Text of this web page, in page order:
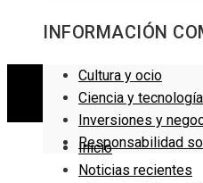
INFORMACIÓN
Cultura y ocio
Ciencia y tecnología
Inversiones y
Responsabilidad
Inicio
Noticias recientes